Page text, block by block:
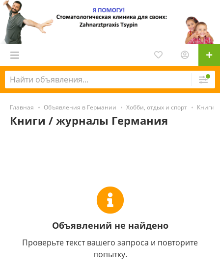
Главная Объявления в Германии Хобби, отдых и спорт Книги
Книги / журналы Германия
Объявлений не найдено
Проверьте текст вашего запроса и повторите
попытку.